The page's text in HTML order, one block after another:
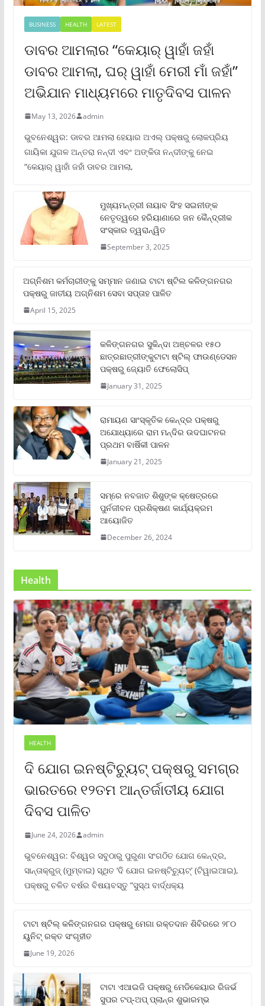
BUSINESS HEALTH LATEST
ଡାବର ଆମଲାର “କେୟାର୍ ୱାହାଁ ଜହାଁ
ଡାବର ଆମଲା, ଘର୍ ୱାହାଁ ମେରୀ ମାଁ ଜହାଁ”
ଅଭିଯାନ ମାଧ୍ୟମରେ ମାତୃଦିବସ ପାଳନ
May 13, 2026 admin
ଭୁବନେଶ୍ୱର: ଡାବର ଆମଲା ହେୟାର ଅଏଲ୍ ପକ୍ଷରୁ ଲୋକପ୍ରିୟ
ଗାୟିକା ଯୁଗଳ ଅନ୍ତରା ନନ୍ଦୀ ଏବଂ ଅଙ୍କିତା ନନ୍ଦୀଙ୍କୁ ନେଇ
“କେୟାର୍ ୱାହାଁ ଜହାଁ ଡାବର ଆମଲା,
ମୁଖ୍ୟମନ୍ତ୍ରୀ ନାୟାବ ସିଂହ ସଇନୀଙ୍କ
ନେତୃତ୍ୱରେ ହରିୟାଣାରେ ଜନ କୈନ୍ଦ୍ରୀକ
ସଂସ୍କାର ତ୍ୱରାନ୍ୱିତ
September 3, 2025
ଅଗ୍ନିଶମ କର୍ମଚାରୀଙ୍କୁ ସମ୍ମାନ ଜଣାଇ ଟାଟା ଷ୍ଟିଲ କଳିଙ୍ଗନଗର
ପକ୍ଷରୁ ଜାତୀୟ ଅଗ୍ନିଶମ ସେବା ସପ୍ତାହ ପାଳିତ
April 15, 2025
କଳିଙ୍ଗନଗର ସୁକିନ୍ଦା ଅଞ୍ଚଳର ୧୫୦
ଛାତ୍ରଛାତ୍ରୀଙ୍କୁଟାଟା ଷ୍ଟିଲ୍ ଫାଉଣ୍ଡେସନ
ପକ୍ଷରୁ ଜ୍ୟୋତି ଫେଲୋସିପ୍‌
January 31, 2025
ରାମାୟଣ ସାଂସ୍କୃତିକ କେନ୍ଦ୍ର ପକ୍ଷରୁ
ଅଯୋଧ୍ୟାରେ ରାମ ମନ୍ଦିର ଉଦଘାଟନର
ପ୍ରଥମ ବାର୍ଷିକୀ ପାଳନ
January 21, 2025
ସମ୍‌ରେ ନବଜାତ ଶିଶୁଙ୍କ କ୍ଷେତ୍ରରେ
ପୁର୍ନଜୀବନ ପ୍ରଶିକ୍ଷଣ କାର୍ଯ୍ୟକ୍ରମ
ଆୟୋଜିତ
December 26, 2024
Health
HEALTH
ଦି ଯୋଗ ଇନଷ୍ଟିଚ୍ୟୁଟ୍ ପକ୍ଷରୁ ସମଗ୍ର
ଭାରତରେ ୧୨ତମ ଆନ୍ତର୍ଜାତୀୟ ଯୋଗ
ଦିବସ ପାଳିତ
June 24, 2026 admin
ଭୁବନେଶ୍ୱର: ବିଶ୍ୱର ସବୁଠାରୁ ପୁରୁଣା ସଂଗଠିତ ଯୋଗ କେନ୍ଦ୍ର,
ସାନ୍ତାକ୍ରୁଜ୍ (ମୁମ୍ବାଇ) ସ୍ଥିତ ‘ଦି ଯୋଗ ଇନଷ୍ଟିଚ୍ୟୁଟ୍‌’ (ଟିୱାଇଆଇ),
ପକ୍ଷରୁ ଚଳିତ ବର୍ଷର ବିଷୟବସ୍ତୁ “ସୁସ୍ଥ ବାର୍ଦ୍ଧକ୍ୟ
ଟାଟା ଷ୍ଟିଲ୍‌ କଳିଙ୍ଗନଗର ପକ୍ଷରୁ ମେଗା ରକ୍ତଦାନ ଶିବିରରେ ୨୮୦
ୟୁନିଟ୍‌ ରକ୍ତ ସଂଗୃହୀତ
June 19, 2026
ଟାଟା ଏଆଇଜି ପକ୍ଷରୁ ମେଡିକେୟାର ରିଜର୍ଭ
ସୁପର ଟପ୍‌-ଅପ୍ ପ୍ଲାନ୍‌ର ଶୁଭାରମ୍ଭ